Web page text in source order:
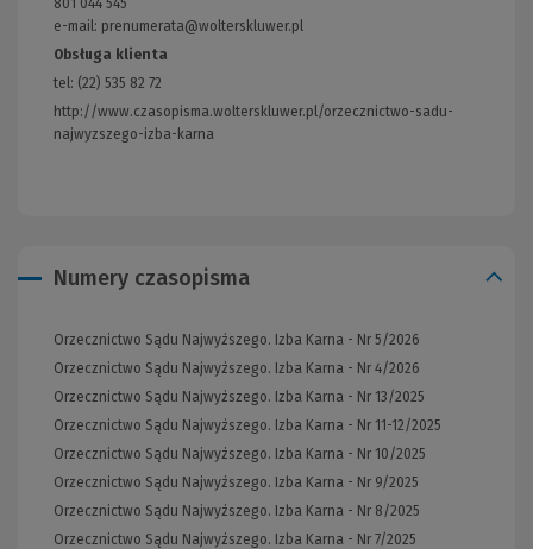
e-mail: prenumerata@wolterskluwer.pl
Obsługa klienta
tel: (22) 535 82 72
http://www.czasopisma.wolterskluwer.pl/orzecznictwo-sadu-
najwyzszego-izba-karna
Numery czasopisma
Orzecznictwo Sądu Najwyższego. Izba Karna - Nr 5/2026
Orzecznictwo Sądu Najwyższego. Izba Karna - Nr 4/2026
Orzecznictwo Sądu Najwyższego. Izba Karna - Nr 13/2025
Orzecznictwo Sądu Najwyższego. Izba Karna - Nr 11-12/2025
Orzecznictwo Sądu Najwyższego. Izba Karna - Nr 10/2025
Orzecznictwo Sądu Najwyższego. Izba Karna - Nr 9/2025
Orzecznictwo Sądu Najwyższego. Izba Karna - Nr 8/2025
Orzecznictwo Sądu Najwyższego. Izba Karna - Nr 7/2025